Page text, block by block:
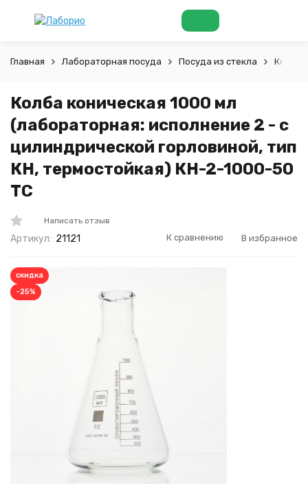
Главная Лабораторная посуда Посуда из стекла Колбы
Колба коническая 1000 мл
(лабораторная: исполнение 2 - с
цилиндрической горловиной, тип
КН, термостойкая) КН-2-1000-50
ТС
Написать отзыв
Артикул: 21121 К сравнению В избранное
скидка
-25%